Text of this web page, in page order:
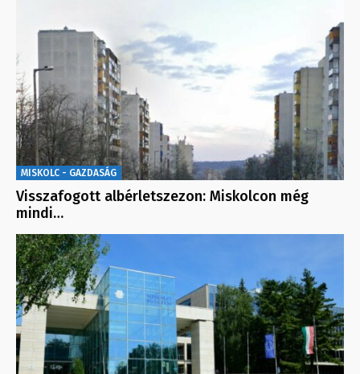
MISKOLC - GAZDASÁG
Visszafogott albérletszezon: Miskolcon még
mindi…